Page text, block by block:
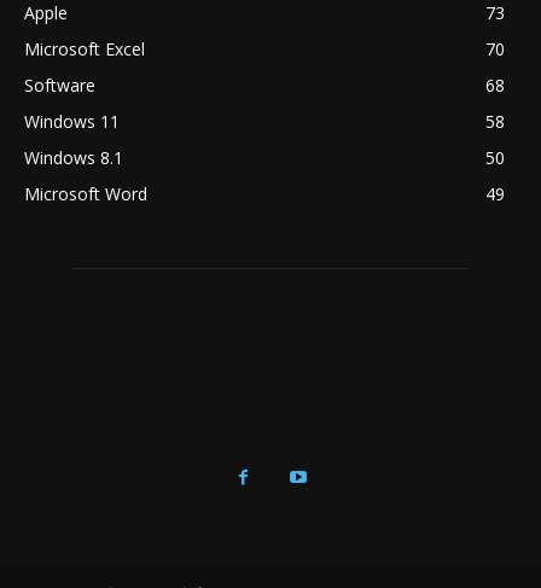
Apple
73
Microsoft Excel
70
Software
68
Windows 11
58
Windows 8.1
50
Microsoft Word
49